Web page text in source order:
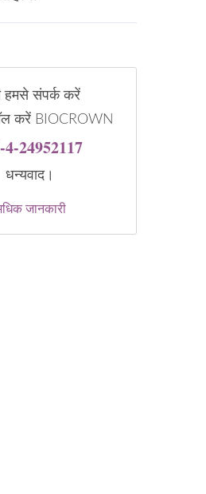
हमसे संपर्क करें
करें BIOCROWN
4-24952117
धन्यवाद।
जानकारी